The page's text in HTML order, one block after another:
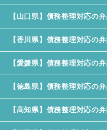
【山口県】債務整理対応の
【香川県】債務整理対応の
【愛媛県】債務整理対応の
【徳島県】債務整理対応の
【高知県】債務整理対応の